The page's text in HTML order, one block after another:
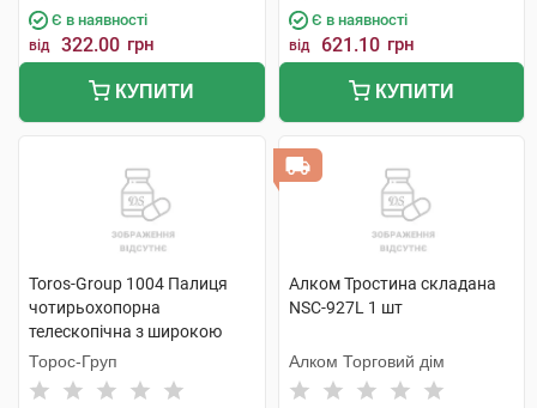
Є в наявності
від 322.00 грн
КУПИТИ
Є в наявності
від 621.10 грн
КУПИТИ
Toros-Group 1004 Палиця
чотирьохопорна
телескопічна з широкою
основою 1 шт
Торос-Груп
Алком Тростина складана
NSC-927L 1 шт
Алком Торговий дім